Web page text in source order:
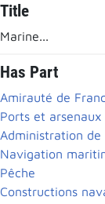
Title
Marine...
Has Part
Amirauté de
Ports et arsenaux
Administration de
Navigation
Pêche
Constructions